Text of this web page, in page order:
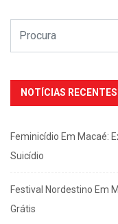
NOTÍCIAS RECENTES
Feminicídio Em Macaé:
Suicídio
Festival Nordestino Em
Grátis